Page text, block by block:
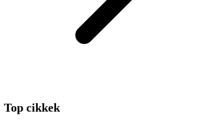
Top cikkek